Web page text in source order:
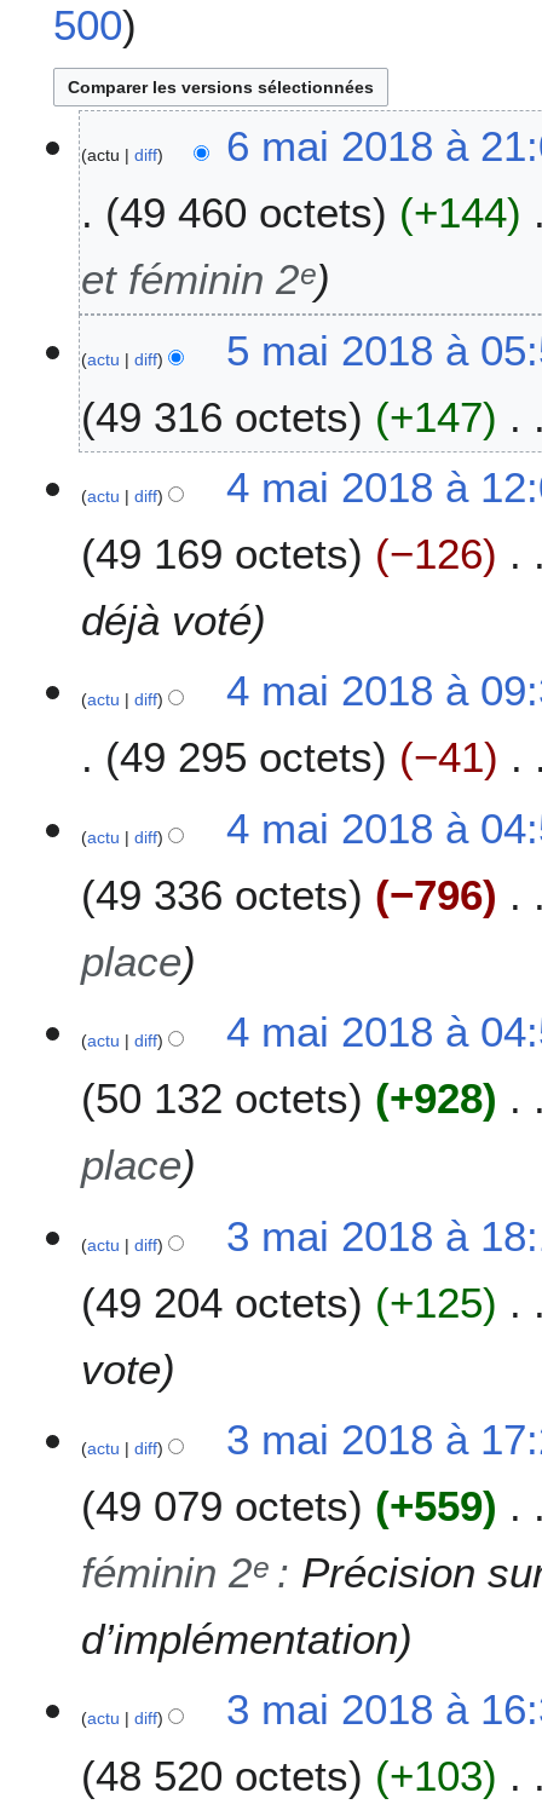
500)
m
actu diff
6 mai 2018 à
49 460 octets
+144
et féminin 2ᵉ
m
1
actu diff
5 mai 2018 à
49 316 octets
+147
m
actu diff
4 mai 2018 à
49 169 octets
−126
déjà voté
actu diff
4 mai 2018 à
49 295 octets
−41
actu diff
4 mai 2018 à
49 336 octets
−796
place
actu diff
4 mai 2018 à
50 132 octets
+928
place
m
actu diff
3 mai 2018 à
49 204 octets
+125
vote
actu diff
3 mai 2018 à
49 079 octets
+559
féminin 2ᵉ : Précision
d’implémentation
actu diff
3 mai 2018 à
48 520 octets
+103